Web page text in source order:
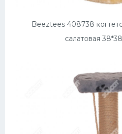
Beeztees 408738
салатовая